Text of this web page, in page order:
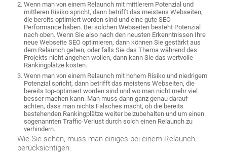
Wenn man von einem Relaunch mit mittlerem Potenzial und
mittleren Risiko spricht, dann betrifft das meistens Webseiten,
die bereits optimiert worden sind und eine gute SEO-
Performance haben. Bei solchen Webseiten besteht Potenzial
nach oben. Wenn Sie also nach den neusten Erkenntnissen Ihre
neue Webseite SEO optimieren, dann können Sie gestärkt aus
dem Relaunch gehen, oder falls Sie das Thema während des
Projekts nicht angehen wollen, dann kann Sie das wertvolle
Rankingplätze kosten.
Wenn man von einem Relaunch mit hohem Risiko und niedrigem
Potenzial spricht, dann betrifft das meistens Webseiten, die
bereits top-optimiert worden sind und wo man nicht mehr viel
besser machen kann. Man muss dann ganz genau darauf
achten, dass man nichts Falsches macht, ob die bereits
bestehenden Rankingplätze weiter beizubehalten und um einen
sogenannten Traffic-Verlust durch solch einen Relaunch zu
verhindern.
Wie Sie sehen, muss man einiges bei einem Relaunch
berücksichtigen.